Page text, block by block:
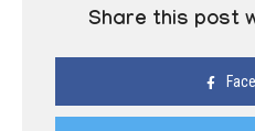
Share this post